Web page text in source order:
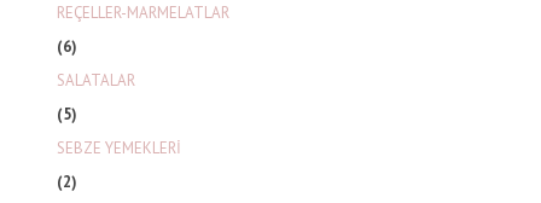
REÇELLER-MARMELATLAR
(6)
SALATALAR
(5)
SEBZE YEMEKLERİ
(2)